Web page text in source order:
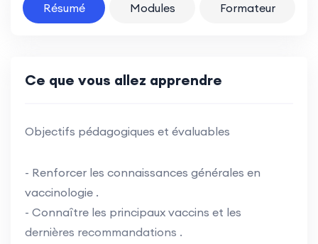
Résumé Modules Formateur
Ce que vous allez apprendre
Objectifs pédagogiques et évaluables
- Renforcer les connaissances générales en
vaccinologie .
- Connaître les principaux vaccins et les
dernières recommandations .